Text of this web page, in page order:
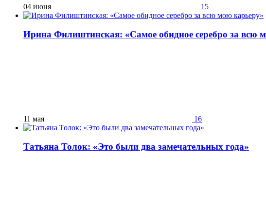
04 июня 15
Ирина Филиштинская: «Самое обидное серебро за всю
11 мая 16
Татьяна Толок: «Это были два замечательных года»